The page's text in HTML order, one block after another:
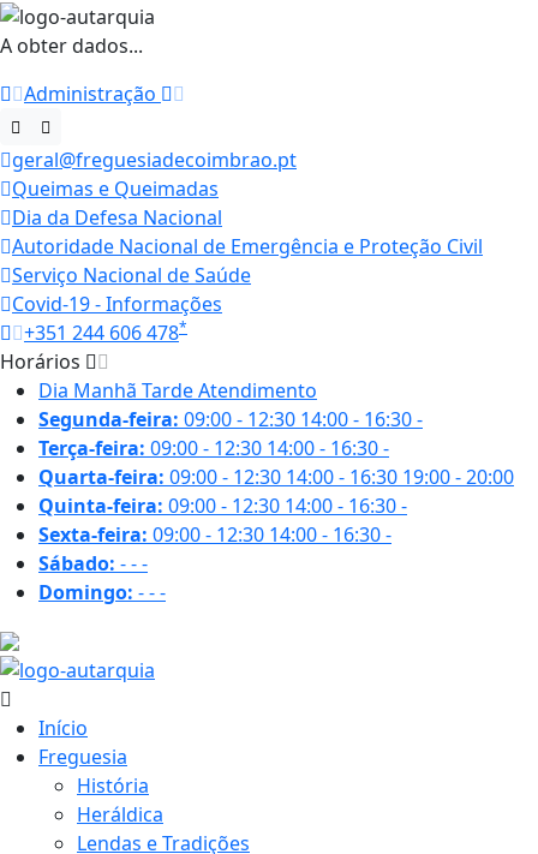
A obter dados...
Administração
geral@freguesiadecoimbrao.pt
Queimas e Queimadas
Dia da Defesa Nacional
Autoridade Nacional de Emergência e Proteção Civil
Serviço Nacional de Saúde
Covid-19 - Informações
+351 244 606 478*
Horários
Dia Manhã TardeAtendimento
Segunda-feira: 09:00 - 12:30 14:00 - 16:30-
Terça-feira: 09:00 - 12:30 14:00 - 16:30-
Quarta-feira: 09:00 - 12:30 14:00 - 16:30 19:00 - 20:00
Quinta-feira: 09:00 - 12:30 14:00 - 16:30-
Sexta-feira: 09:00 - 12:30 14:00 - 16:30-
Sábado: ---
Domingo: ---
Início
Freguesia
História
Heráldica
Lendas e Tradições